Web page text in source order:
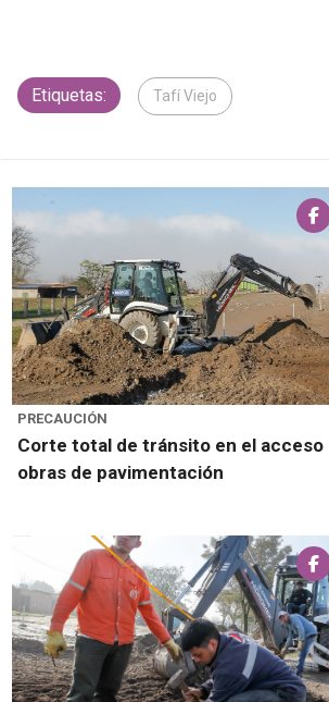
Etiquetas: Tafí Viejo
PRECAUCIÓN
Corte total de tránsito en el acceso
obras de pavimentación